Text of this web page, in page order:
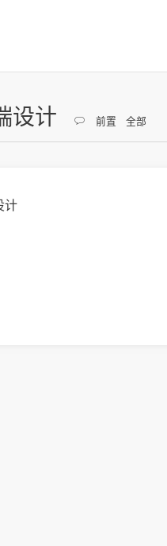
设计 前置 全部
计